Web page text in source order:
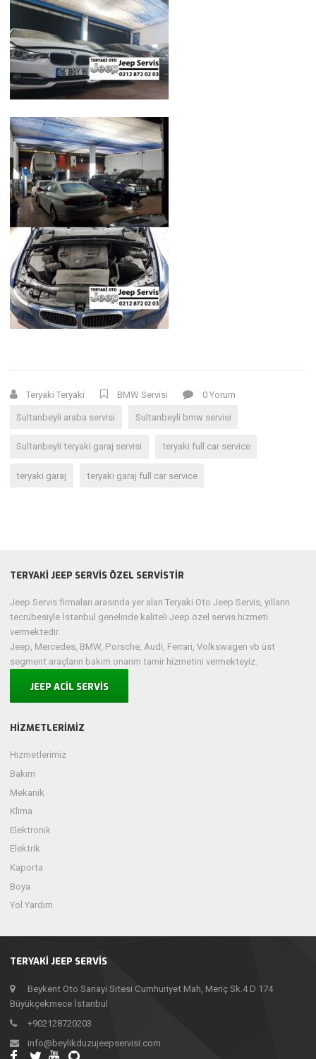
Teryaki Teryaki BMW Servisi 0 Yorum
Sultanbeyli araba servisi Sultanbeyli bmw servisi
Sultanbeyli teryaki garaj servisi teryaki full car service
teryaki garaj teryaki garaj full car service
TERYAKİ JEEP SERVİS
Beykent Oto Sanayi Sitesi Cumhuriyet Mah, Meriç Sk.4 D 174
Büyükçekmece İstanbul
+902128720203
info@beylikduzujeepservisi.com
TERYAKİ JEEP SERVİS ÖZEL SERVİSTİR
Jeep Servis firmaları arasında yer alan Teryaki Oto Jeep Servis, yılların
tecrübesiyle İstanbul genelinde kaliteli Jeep özel servis hizmeti
vermektedir.
Jeep, Mercedes, BMW, Porsche, Audi, Ferrari, Volkswagen vb üst
segment araçların bakım onarım tamir hizmetini vermekteyiz.
JEEP ACİL SERVİS
HIZMETLERIMIZ
Hizmetlerimiz
Bakım
Mekanik
Klima
Elektronik
Elektrik
Kaporta
Boya
Yol Yardım